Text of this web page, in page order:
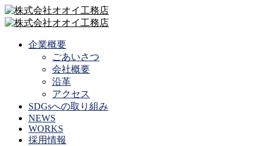
企業概要
ごあいさつ
会社概要
沿革
アクセス
SDGsへの取り組み
NEWS
WORKS
採用情報